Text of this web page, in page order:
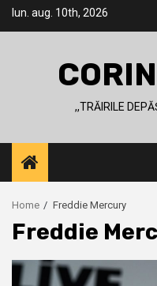
Skiplun. aug. 10th, 2026
,,TRĂIRILE
Home Freddie Mercury
Freddie